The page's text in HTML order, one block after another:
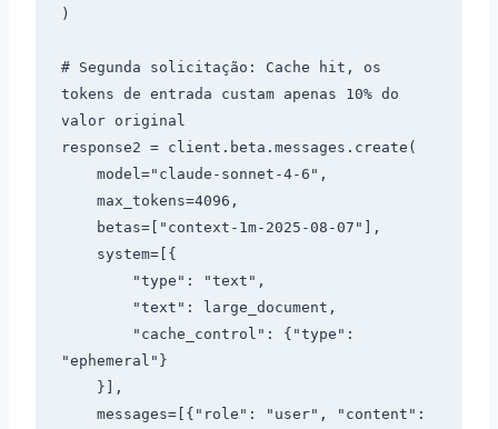
)
# Segunda solicitação: Cache hit, os
tokens de entrada custam apenas 10% do
valor original
response2 = client.beta.messages.create(
"ephemeral"}